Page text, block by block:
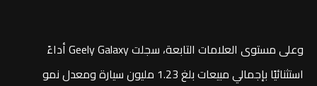
وعلى مستوى العلامات التابعة، سجلت Geely Galaxy أداءً
استثنائيًا بإجمالي مبيعات بلغ 1.23 مليون سيارة ومعدل نمو